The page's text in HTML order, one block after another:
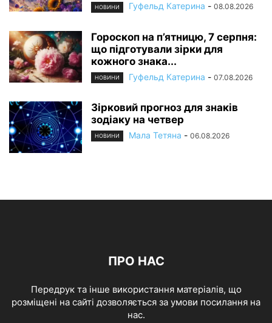
НОВИНИ Гуфельд Катерина - 08.08.2026
Гороскоп на п’ятницю, 7 серпня:
що підготували зірки для
кожного знака...
НОВИНИ Гуфельд Катерина - 07.08.2026
Зірковий прогноз для знаків
зодіаку на четвер
НОВИНИ Мала Тетяна - 06.08.2026
ПРО НАС
Передрук та інше використання матеріалів, що
розміщені на сайті дозволяється за умови посилання на
нас.